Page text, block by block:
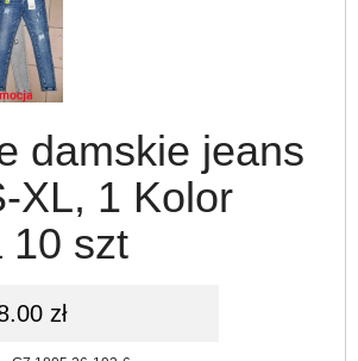
damskie jeans
XL, 1 Kolor
10 szt
zł